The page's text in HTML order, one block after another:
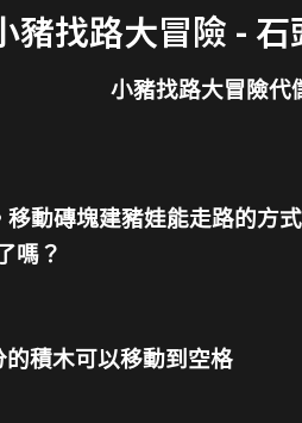
豬找路大冒險 -
小豬找路大冒險代
動磚塊建豬娃能走路的方
嗎？
積木可以移動到空格